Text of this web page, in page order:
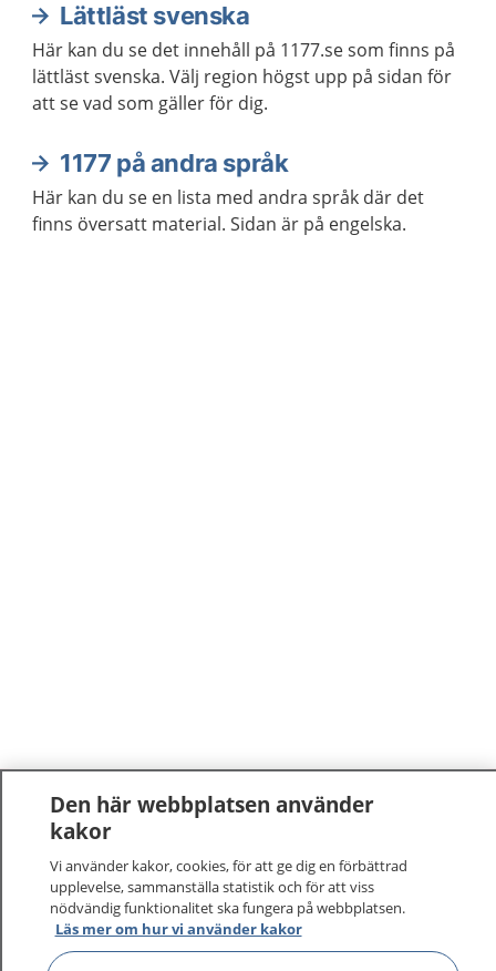
Lättläst svenska
Här kan du se det innehåll på 1177.se som finns på
lättläst svenska. Välj region högst upp på sidan för
att se vad som gäller för dig.
1177 på andra språk
Här kan du se en lista med andra språk där det
finns översatt material. Sidan är på engelska.
1177 –tryggt om din hälsa och vård
På 1177.se får du råd om hälsa och information om
sjukdomar och vilka mottagningar du kan kontakta.
Logga in för att läsa din journal och göra dina
vårdärenden. Ring telefonnummer 1177 för
Den här webbplatsen använder
kakor
Vi använder kakor, cookies, för att ge dig en förbättrad
upplevelse, sammanställa statistik och för att viss
nödvändig funktionalitet ska fungera på webbplatsen.
Läs mer om hur vi använder kakor